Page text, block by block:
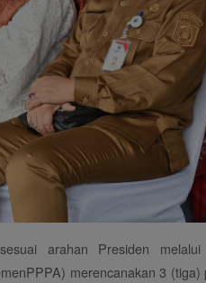
arahan Presiden melalui
merencanakan 3